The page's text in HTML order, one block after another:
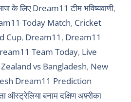
के लिए Dream11 टीम भविष्यवाणी,
Today Match, Cricket
Cup, Dream11 , Dream11
Team Today, Live
vs Bangladesh, New
Dream11 Prediction
बनाम दक्षिण अफ़्रीका